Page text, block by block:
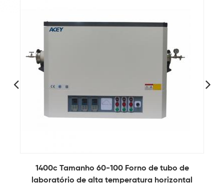
1400c Tamanho 60-100 Forno de tubo de
laboratório de alta temperatura horizontal